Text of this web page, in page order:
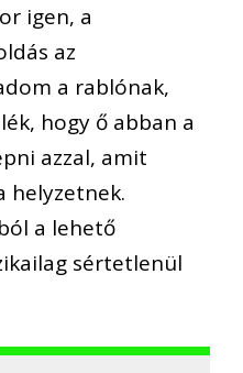
igen, a
az
a rablónak,
hogy ő abban a
azzal, amit
helyzetnek.
a lehető
sértetlenül